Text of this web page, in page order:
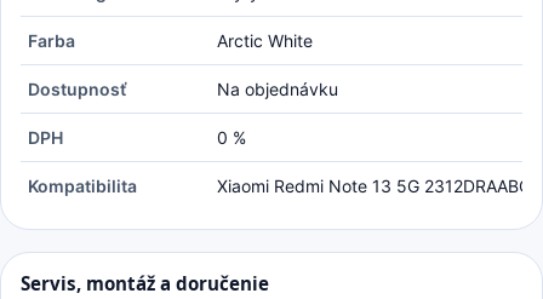
Farba Arctic White
Dostupnosť Na objednávku
DPH 0 %
Kompatibilita Xiaomi Redmi Note 13 5G 2312DRAABC
Servis, montáž a doručenie